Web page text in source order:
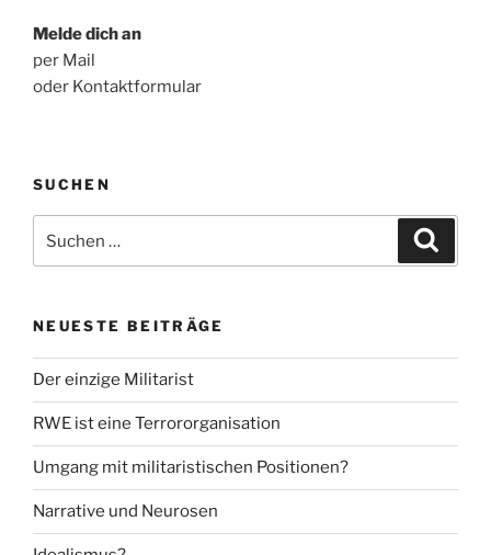
Melde dich an
per Mail
oder Kontaktformular
SUCHEN
nach:
NEUESTE BEITRÄGE
Der einzige Militarist
RWE ist eine Terrororganisation
Umgang mit militaristischen Positionen?
Narrative und Neurosen